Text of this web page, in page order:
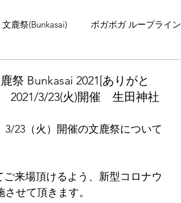
文鹿祭(Bunkasai) ボガボガ ループライン
Bunkasai 2021[ありがと
2021/3/23(火)開催 生田神社
23（火）開催の文鹿祭について
来場頂けるよう、新型コロナウ
せて頂きます。